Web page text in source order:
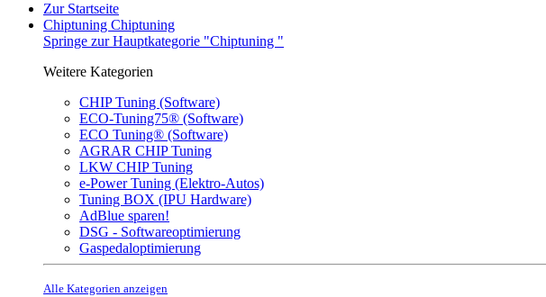
Zur Startseite
Chiptuning Chiptuning
Springe zur Hauptkategorie "Chiptuning "
Weitere Kategorien
CHIP Tuning (Software)
ECO-Tuning75® (Software)
ECO Tuning® (Software)
AGRAR CHIP Tuning
LKW CHIP Tuning
e-Power Tuning (Elektro-Autos)
Tuning BOX (IPU Hardware)
AdBlue sparen!
DSG - Softwareoptimierung
Gaspedaloptimierung
Alle Kategorien anzeigen